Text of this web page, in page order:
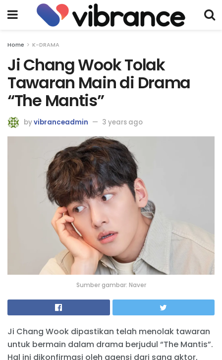
Home K-DRAMA
Ji Chang Wook Tolak
Tawaran Main di Drama
“The Mantis”
byvibranceadmin 3 years ago
Sumber gambar: Naver
Ji Chang Wook dipastikan telah menolak tawaran
untuk bermain dalam drama berjudul “The Mantis”.
Hal ini dikonfirmasi oleh agensi dari sang aktor,